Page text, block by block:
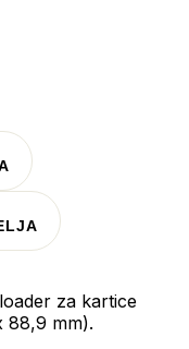
za kartice
88,9 mm).